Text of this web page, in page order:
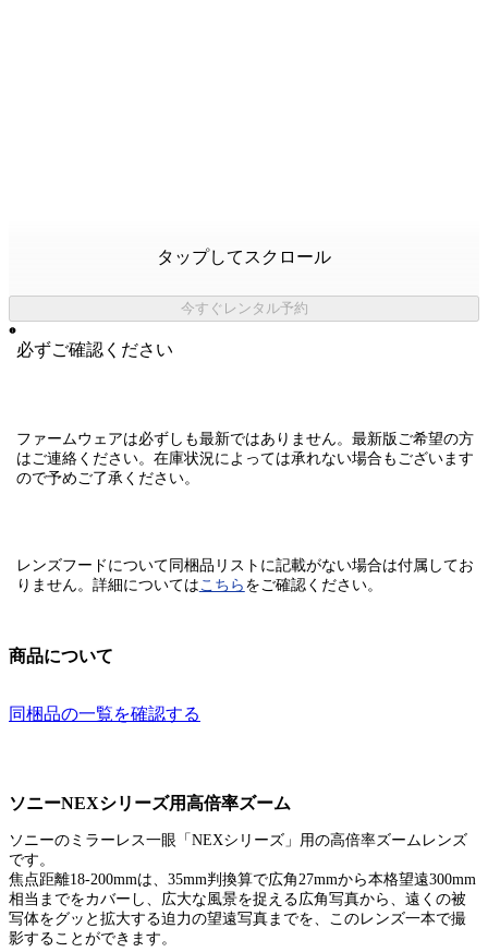
タップしてスクロール
今すぐレンタル予約
必ずご確認ください
ファームウェアは必ずしも最新ではありません。最新版ご希望の方
はご連絡ください。在庫状況によっては承れない場合もございます
ので予めご了承ください。
レンズフードについて同梱品リストに記載がない場合は付属してお
りません。 詳細についてはこちら をご確認ください。
商品について
同梱品の一覧を確認する
ソニーNEXシリーズ用高倍率ズーム
ソニーのミラーレス一眼「NEXシリーズ」用の高倍率ズームレンズ
です。
焦点距離18-200mmは、35mm判換算で広角27mmから本格望遠300mm
相当までをカバーし、広大な風景を捉える広角写真から、遠くの被
写体をグッと拡大する迫力の望遠写真までを、このレンズ一本で撮
影することができます。